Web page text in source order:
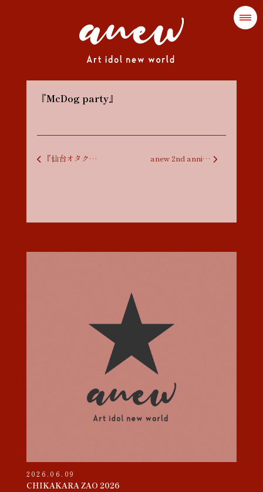
『McDog party』
投稿ナビゲーション
『仙台オタク大作戦』 anew 2nd anniversary ONEMAN 2024 『思春期』
2026.06.09
CHIKAKARA ZAO 2026